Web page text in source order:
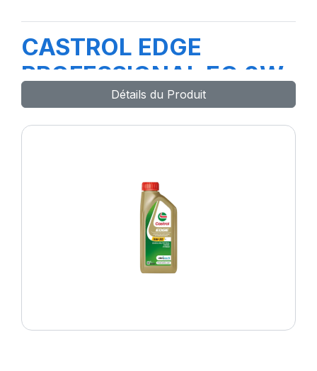
CASTROL EDGE
PROFESSIONAL EC 0W-
20 208L B5Détails du Produit